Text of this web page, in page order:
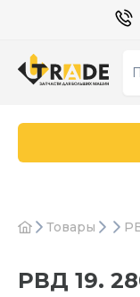
Товары
РВД 19.